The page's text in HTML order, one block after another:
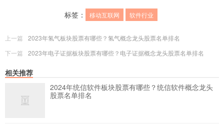
标签： 移动互联网 软件行业
上一篇
2023年氢气板块股票有哪些？氢气概念龙头股票名单排名
下一篇
2023年电子证据板块股票有哪些？电子证据概念龙头股票名单排名
相关推荐
2024年统信软件板块股票有哪些？统信软件概念龙头
股票名单排名